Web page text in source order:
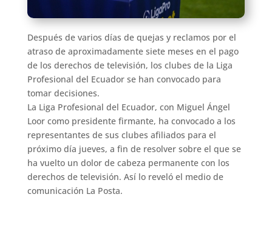
Después de varios días de quejas y reclamos por el
atraso de aproximadamente siete meses en el pago
de los derechos de televisión, los clubes de la Liga
Profesional del Ecuador se han convocado para
tomar decisiones.
La Liga Profesional del Ecuador, con Miguel Ángel
Loor como presidente firmante, ha convocado a los
representantes de sus clubes afiliados para el
próximo día jueves, a fin de resolver sobre el que se
ha vuelto un dolor de cabeza permanente con los
derechos de televisión. Así lo reveló el medio de
comunicación La Posta.